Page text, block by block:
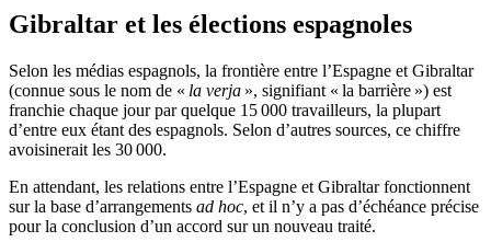
Gibraltar et les élections espagnoles
Selon les médias espagnols, la frontière entre l’Espagne et Gibraltar
(connue sous le nom de « la verja », signifiant « la barrière ») est
franchie chaque jour par quelque 15 000 travailleurs, la plupart
d’entre eux étant des espagnols. Selon d’autres sources, ce chiffre
avoisinerait les 30 000.
En attendant, les relations entre l’Espagne et Gibraltar fonctionnent
sur la base d’arrangements ad hoc, et il n’y a pas d’échéance précise
pour la conclusion d’un accord sur un nouveau traité.